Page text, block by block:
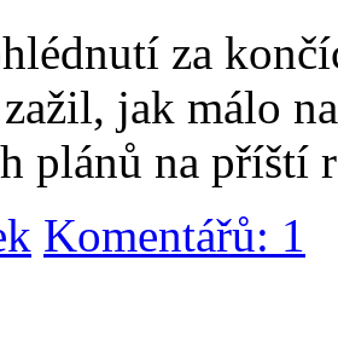
za
jak málo
plánů na příští
Komentářů: 1